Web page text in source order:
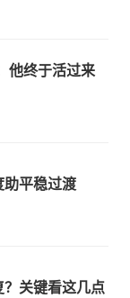
他终于活过来
助平稳过渡
关键看这几点